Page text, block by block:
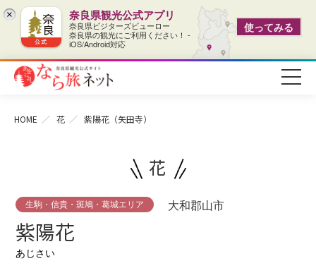
× 奈良県観光公式アプリ
奈良県ビジターズビューロー
奈良県の観光にご利用ください！ -
iOS/Android対応
使ってみる
HOME 花 紫陽花（矢田寺）
花
生駒・信貴・斑鳩・葛城エリア 大和郡山市
紫陽花
あじさい